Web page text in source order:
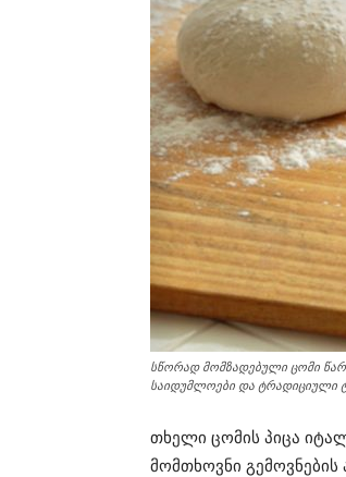
სწორად მომზადებული ცომი
საიდუმლოები და ტრადიციული
თხელი ცომის პიცა
მომთხოვნი